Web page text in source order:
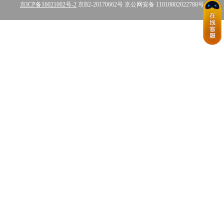
京ICP备16021002号-2 京B2-20170662号 京公网安备 11010802022788号